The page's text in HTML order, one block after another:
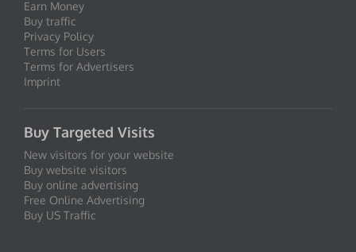
Earn Money
Buy traffic
Privacy Policy
Terms for Users
Terms for Advertisers
Imprint
Buy Targeted Visits
New visitors for your website
Buy website visitors
Buy online advertising
Free Online Advertising
Buy US Traffic